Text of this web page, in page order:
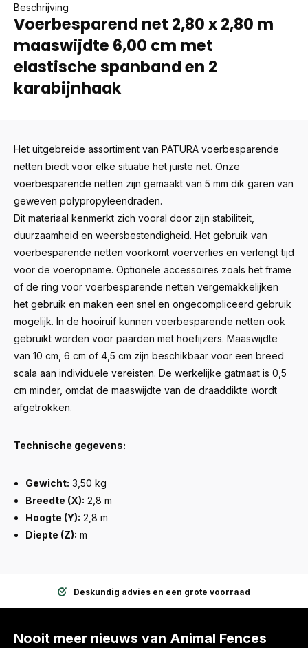
Beschrijving
Voerbesparend net 2,80 x 2,80 m
maaswijdte 6,00 cm met
elastische spanband en 2
karabijnhaak
Het uitgebreide assortiment van PATURA voerbesparende
netten biedt voor elke situatie het juiste net. Onze
voerbesparende netten zijn gemaakt van 5 mm dik garen van
geweven polypropyleendraden.
Dit materiaal kenmerkt zich vooral door zijn stabiliteit,
duurzaamheid en weersbestendigheid. Het gebruik van
voerbesparende netten voorkomt voerverlies en verlengt tijd
voor de voeropname. Optionele accessoires zoals het frame
of de ring voor voerbesparende netten vergemakkelijken
het gebruik en maken een snel en ongecompliceerd gebruik
mogelijk. In de hooiruif kunnen voerbesparende netten ook
gebruikt worden voor paarden met hoefijzers. Maaswijdte
van 10 cm, 6 cm of 4,5 cm zijn beschikbaar voor een breed
scala aan individuele vereisten. De werkelijke gatmaat is 0,5
cm minder, omdat de maaswijdte van de draaddikte wordt
afgetrokken.
Technische gegevens:
Gewicht: 3,50 kg
Breedte (X): 2,8 m
Hoogte (Y): 2,8 m
Diepte (Z): m
Deskundig advies en een grote voorraad
Nooit meer nieuws van Animal Fences